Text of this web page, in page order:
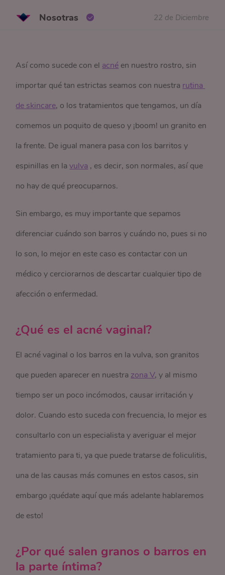
Nosotras 22 de Diciembre
Así como sucede con el acné en nuestro rostro, sin
importar qué tan estrictas seamos con nuestra rutina
de skincare, o los tratamientos que tengamos, un día
comemos un poquito de queso y ¡boom! un granito en
la frente. De igual manera pasa con los barritos y
espinillas en lavulva , es decir, son normales, así que
no hay de qué preocuparnos.
Sin embargo, es muy importante que sepamos
diferenciar cuándo son barros y cuándo no, pues si no
lo son, lo mejor en este caso es contactar con un
médico y cerciorarnos de descartar cualquier tipo de
afección o enfermedad.
¿Qué es el acné vaginal?
El acné vaginal o los barros en la vulva, son granitos
que pueden aparecer en nuestra zona V, y al mismo
tiempo ser un poco incómodos, causar irritación y
dolor. Cuando esto suceda con frecuencia, lo mejor es
consultarlo con un especialista y averiguar el mejor
tratamiento para ti, ya que puede tratarse de foliculitis,
una de las causas más comunes en estos casos, sin
embargo ¡quédate aquí que más adelante hablaremos
de esto!
¿Por qué salen granos o barros en
la parte íntima?